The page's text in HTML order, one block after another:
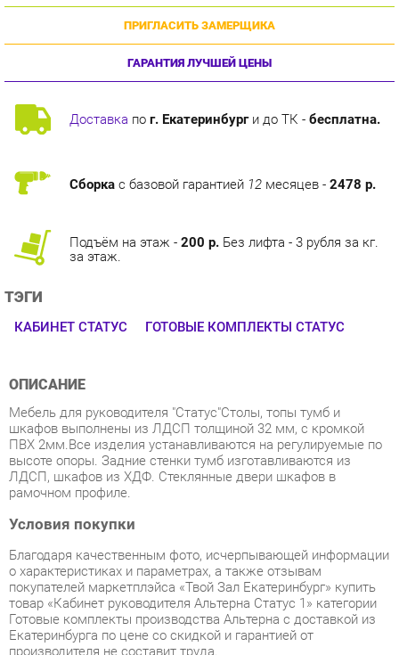
ГАРАНТИЯ ЛУЧШЕЙ ЦЕНЫ
Доставкапог. Екатеринбурги до ТК -бесплатна.
ТЭГИ
ОПИСАНИЕ
шкафов выполнены из ЛДСП толщиной 32 мм, с кромкой
высоте опоры. Задние стенки тумб изготавливаются из
ЛДСП, шкафов из ХДФ. Стеклянные двери шкафов в
рамочном профиле.
Условия покупки
Благодаря качественным фото, исчерпывающей информации
о характеристиках и параметрах, а также отзывам
покупателей маркетплэйса «Твой Зал Екатеринбург» купить
товар «Кабинет руководителя Альтерна Статус 1» категории
Готовые комплекты производства Альтерна с доставкой из
Екатеринбурга по цене со скидкой и гарантией от
производителя не составит труда.
Мы отправляем заказы в доставку ежедневно. Товары из
ассортимента в наличии на складе в Екатеринбурге вы